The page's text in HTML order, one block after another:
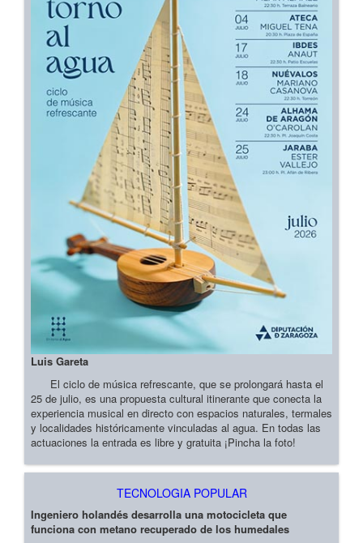
Luis Gareta
El ciclo de música refrescante, que se prolongará hasta el
25 de julio, es una propuesta cultural itinerante que conecta la
experiencia musical en directo con espacios naturales, termales
y localidades históricamente vinculadas al agua. En todas las
actuaciones la entrada es libre y gratuita ¡Pincha la foto!
TECNOLOGIA POPULAR
Ingeniero holandés desarrolla una motocicleta que
funciona con metano recuperado de los humedales